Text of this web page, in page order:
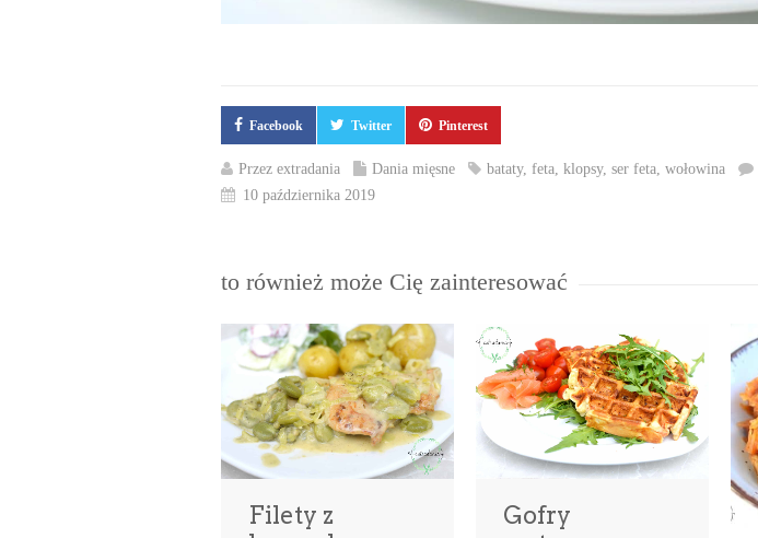
Facebook Twitter Pinterest
Przez extradania Dania mięsne bataty, feta, klopsy, ser feta, wołowina
10 października 2019
to również może Cię zainteresować
Filety z
Gofry